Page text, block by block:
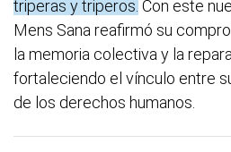
triperas y triperos. Con este
Mens Sana reafirmó su
la memoria colectiva y la
fortaleciendo el vínculo entre
de los derechos humanos.